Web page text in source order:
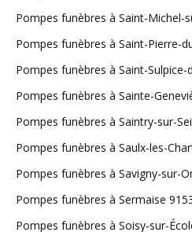
Pompes funèbres à Saint-Michel-
Pompes funèbres à Saint-Pierre-
Pompes funèbres à Saint-Sulpice-
Pompes funèbres à Sainte-
Pompes funèbres à Saintry-sur-
Pompes funèbres à Saulx-les-
Pompes funèbres à Savigny-sur-
Pompes funèbres à Sermaise
Pompes funèbres à Soisy-sur-